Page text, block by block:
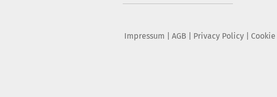
Impressum AGB Privacy Policy|